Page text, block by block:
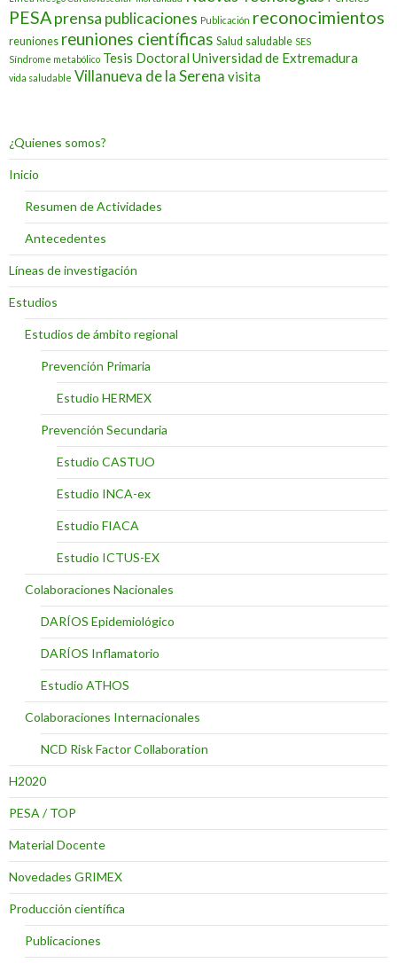
PESAprensa publicaciones Publicación reconocimientos
reuniones reuniones científicas Salud saludable SES
Síndrome metabólico Tesis Doctoral Universidad de Extremadura
vida saludable Villanueva de la Serena visita
¿Quienes somos?
Inicio
Resumen de Actividades
Antecedentes
Líneas de investigación
Estudios
Estudios de ámbito regional
Prevención Primaria
Estudio HERMEX
Prevención Secundaria
Estudio CASTUO
Estudio INCA-ex
Estudio FIACA
Estudio ICTUS-EX
Colaboraciones Nacionales
DARÍOS Epidemiológico
DARÍOS Inflamatorio
Estudio ATHOS
Colaboraciones Internacionales
NCD Risk Factor Collaboration
H2020
PESA / TOP
Material Docente
Novedades GRIMEX
Producción científica
Publicaciones